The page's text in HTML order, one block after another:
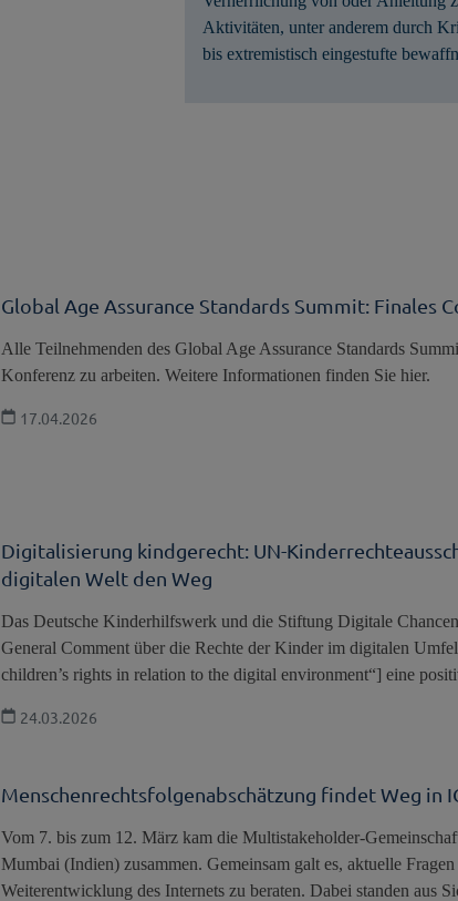
Aktivitäten, unter anderem durch
bis extremistisch eingestufte
Global Age Assurance Standards Summit: Finales
Alle Teilnehmenden des Global Age Assurance Standards
Konferenz zu arbeiten. Weitere Informationen finden Sie hier.
17.04.2026
Digitalisierung kindgerecht: UN-
digitalen Welt den Weg
Das Deutsche Kinderhilfswerk und die Stiftung Digitale
General Comment über die Rechte der Kinder im digitalen
children’s rights in relation to the digital environment“] eine
24.03.2026
Menschenrechtsfolgenabschätzung findet Weg in
Vom 7. bis zum 12. März kam die Multistakeholder-
Mumbai (Indien) zusammen. Gemeinsam galt es, aktuelle
Weiterentwicklung des Internets zu beraten. Dabei standen aus